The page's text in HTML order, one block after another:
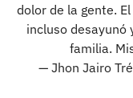
dolor de la gente.
incluso desayunó
familia.
— Jhon Jairo